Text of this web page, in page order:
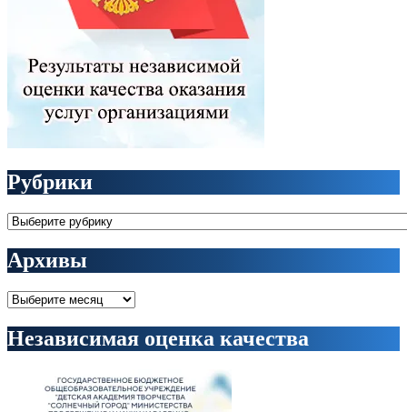
Рубрики
Рубрики
Архивы
Архивы
Независимая оценка качества